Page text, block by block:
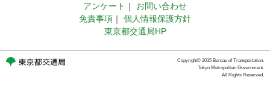
アンケート ｜
お問い合わせ
免責事項 ｜
個人情報保護方針
東京都交通局HP
Copyright© 2015 Bureau of Transportation.
Tokyo Metropolitan Government.
All Rights Reserved.